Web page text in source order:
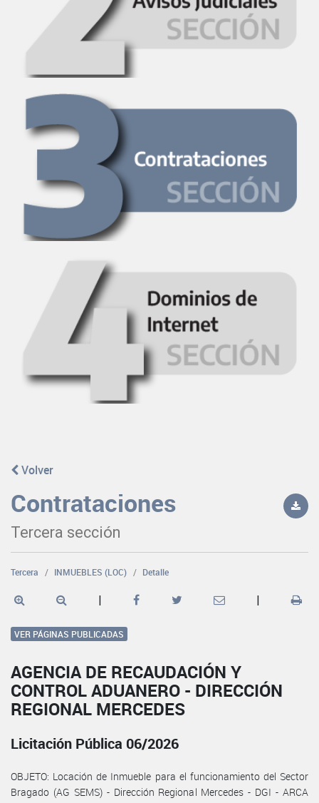
Volver
Contrataciones
Tercera sección
Tercera INMUEBLES (LOC) Detalle
| |
VER PÁGINAS PUBLICADAS
AGENCIA DE RECAUDACIÓN Y
CONTROL ADUANERO - DIRECCIÓN
REGIONAL MERCEDES
Licitación Pública 06/2026
OBJETO: Locación de Inmueble para el funcionamiento del Sector
Bragado (AG SEMS) - Dirección Regional Mercedes - DGI - ARCA